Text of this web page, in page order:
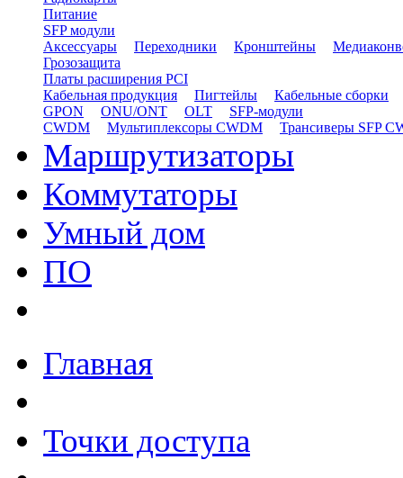
Питание
SFP модули
Аксессуары
Переходники Кронштейны
Грозозащита
Платы расширения PCI
Кабельная продукция
Пигтейлы
Кабельные сборки
GPON
ONU/ONT OLT
SFP-модули
CWDM
Мультиплексоры CWDM Трансиверы SFP
Маршрутизаторы
Коммутаторы
Умный дом
ПО
Главная
Точки доступа